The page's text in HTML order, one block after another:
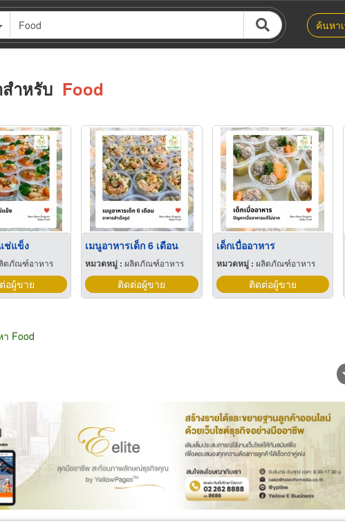
ค้นหา
ำหรับ Food
ช่แข็ง
ตภัณฑ์อาหาร
อผู้ขาย
เมนูอาหารเด็ก 6 เดือน
หมวดหมู่ : ผลิตภัณฑ์อาหาร
ติดต่อผู้ขาย
เด็กเบื่ออาหาร
หมวดหมู่ : ผลิตภัณฑ์อาหาร
ติดต่อผู้ขาย
Food
ตัวแทนจัดจำหน่าย ผู้ส่งออก/นำเข้า ธุรกิจบริการ